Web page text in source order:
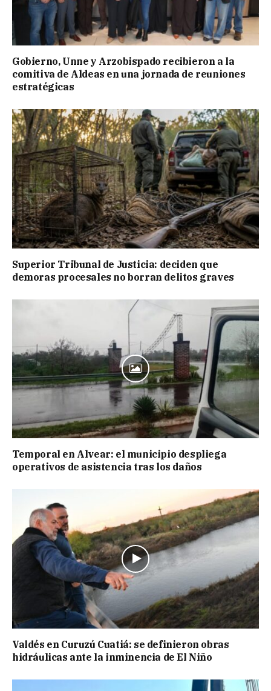
Gobierno, Unne y Arzobispado recibieron a la
comitiva de Aldeas en una jornada de reuniones
estratégicas
Superior Tribunal de Justicia: deciden que
demoras procesales no borran delitos graves
Temporal en Alvear: el municipio despliega
operativos de asistencia tras los daños
Valdés en Curuzú Cuatiá: se definieron obras
hidráulicas ante la inminencia de El Niño